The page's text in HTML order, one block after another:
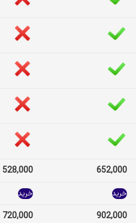
652,000
528,000
خرید خرید
902,000
720,000